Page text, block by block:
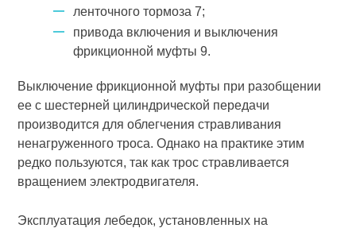
ленточного тормоза 7;
привода включения и выключения
фрикционной муфты 9.
Выключение фрикционной муфты при разобщении
ее с шестерней цилиндрической передачи
производится для облегчения стравливания
ненагруженного троса. Однако на практике этим
редко пользуются, так как трос стравливается
вращением электродвигателя.
Эксплуатация лебедок, установленных на